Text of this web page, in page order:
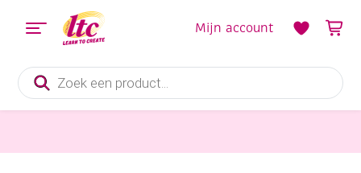
Producten
zoeken
Mijn account